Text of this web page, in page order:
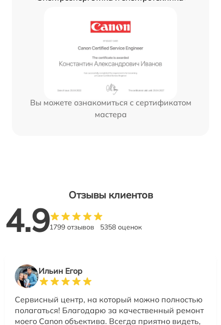
Вы можете ознакомиться с сертификатом
мастера
Отзывы клиентов
4.91799 отзывов 5358 оценок
Ильин Егор
Сервисный центр, на который можно полностью
полагаться! Благодарю за качественный ремонт
моего Canon объектива. Всегда приятно видеть,